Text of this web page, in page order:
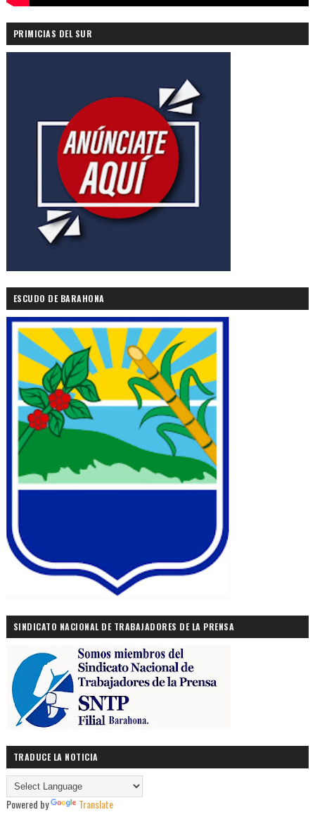
PRIMICIAS DEL SUR
ESCUDO DE BARAHONA
SINDICATO NACIONAL DE TRABAJADORES DE LA PRENSA
TRADUCE LA NOTICIA
Powered by Translate